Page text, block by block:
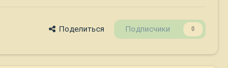
Поделиться Подписчики 0